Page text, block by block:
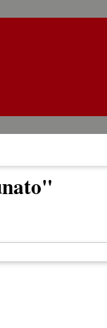
"